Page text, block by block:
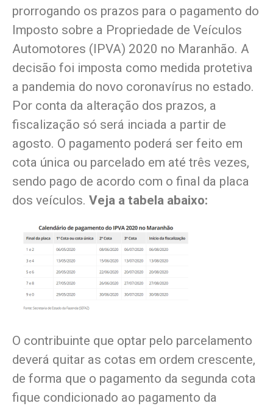
prorrogando os prazos para o pagamento do
Imposto sobre a Propriedade de Veículos
Automotores (IPVA) 2020 no Maranhão. A
decisão foi imposta como medida protetiva
a pandemia do novo coronavírus no estado.
Por conta da alteração dos prazos, a
fiscalização só será inciada a partir de
agosto. O pagamento poderá ser feito em
cota única ou parcelado em até três vezes,
sendo pago de acordo com o final da placa
dos veículos. Veja a tabela abaixo:
O contribuinte que optar pelo parcelamento
deverá quitar as cotas em ordem crescente,
de forma que o pagamento da segunda cota
fique condicionado ao pagamento da